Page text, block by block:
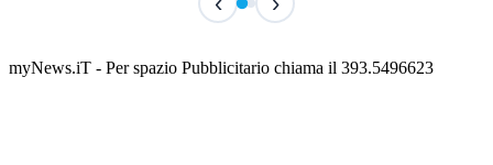
Classic Contest 3vs3 Memorial Michele
📅 6 Agosto 2026 · 09:00 · 📍 Lungomare C. Colombo
myNews.iT - Per spazio Pubblicitario chiama il 393.5496623